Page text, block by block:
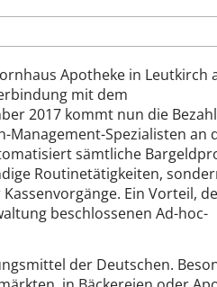
Apotheke in Leutkirch
mit dem
2017 kommt nun die
Management-Spezialisten an
sämtliche
Routinetätigkeiten,
Ein Vorteil,
beschlossenen Ad-hoc-
der Deutschen.